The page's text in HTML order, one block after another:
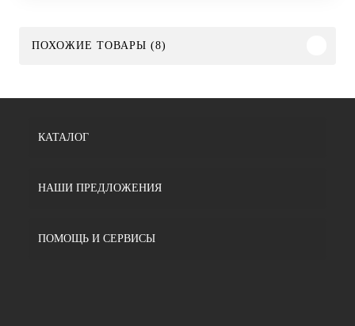
ПОХОЖИЕ ТОВАРЫ (8)
КАТАЛОГ
НАШИ ПРЕДЛОЖЕНИЯ
ПОМОЩЬ И СЕРВИСЫ